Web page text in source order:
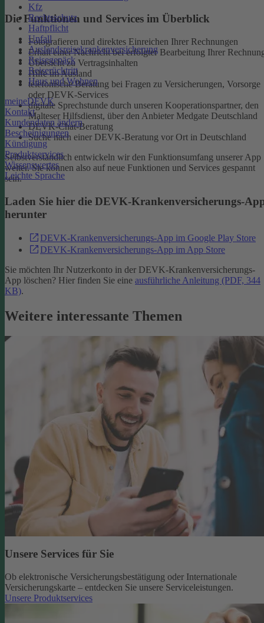
Kfz
Rechtsschutz
Haftpflicht
Unfall
Auslandsreisekrankenversicherung
Reisegepäck
Reiserücktritt
Haus und Wohnen
meineDEVK
Kontakt
Kundendaten ändern
Bescheinigungen
Kündigung
Produktservices
Wissenswertes
Leichte Sprache
Die Funktionen und Services im Überblick
Fotografieren und direktes Einreichen Ihrer Rechnungen
Erhalt einer Nachricht bei erfolgter Bearbeitung Ihrer
Übersicht zu Vertragsinhalten
Hilfe im Ausland
telefonische Beratung bei Fragen zu Versicherungen, Vorsorge
oder DEVK-Services
digitale Sprechstunde durch unseren Kooperationspartner, den
Malteser Hilfsdienst, über den Anbieter Medgate Deutschland
DEVK-Chat-Beratung
Suche nach einer DEVK-Beratung vor Ort in Deutschland
Selbstverständlich entwickeln wir den Funktionsumfang unserer App
weiter. Sie können also auf neue Funktionen und Services gespannt
sein.
Laden Sie hier die DEVK-Krankenversicherungs-
herunter
DEVK-Krankenversicherungs-App im Google Play Store
DEVK-Krankenversicherungs-App im App Store
Sie möchten Ihr Nutzerkonto in der DEVK-Krankenversicherungs-
App löschen? Hier finden Sie eine ausführliche Anleitung (PDF, 344
KB).
Weitere interessante Themen
Unsere Services für Sie
Ob elektronische Versicherungsbestätigung oder Internationale
Versicherungskarte – entdecken Sie unsere Serviceleistungen.
Unsere Produktservices